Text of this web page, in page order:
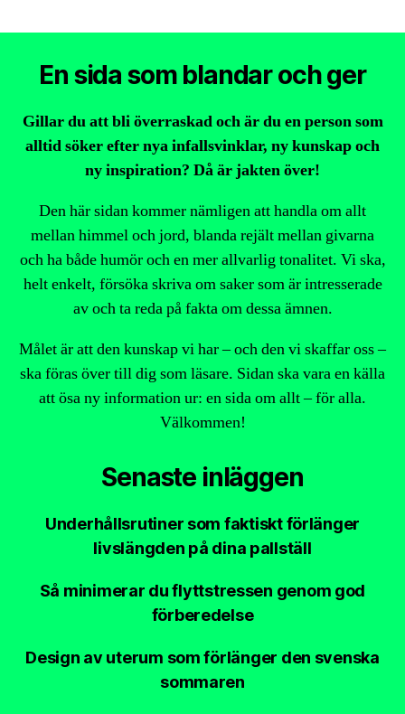
En sida som blandar och ger
Gillar du att bli överraskad och är du en person som
alltid söker efter nya infallsvinklar, ny kunskap och
ny inspiration? Då är jakten över!
Den här sidan kommer nämligen att handla om allt
mellan himmel och jord, blanda rejält mellan givarna
och ha både humör och en mer allvarlig tonalitet. Vi ska,
helt enkelt, försöka skriva om saker som är intresserade
av och ta reda på fakta om dessa ämnen.
Målet är att den kunskap vi har – och den vi skaffar oss –
ska föras över till dig som läsare. Sidan ska vara en källa
att ösa ny information ur: en sida om allt – för alla.
Välkommen!
Senaste inläggen
Underhållsrutiner som faktiskt förlänger
livslängden på dina pallställ
Så minimerar du flyttstressen genom god
förberedelse
Design av uterum som förlänger den svenska
sommaren